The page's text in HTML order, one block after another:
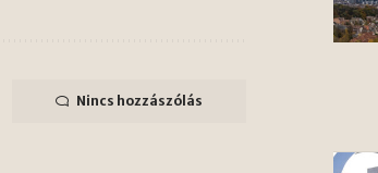
Nincs hozzászólás